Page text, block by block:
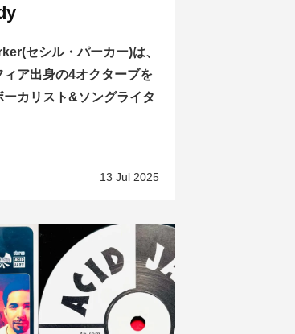
セシル・パーカー)は、
ィア出身の4オクターブを
ーカリスト&ソングライタ
13 Jul 2025